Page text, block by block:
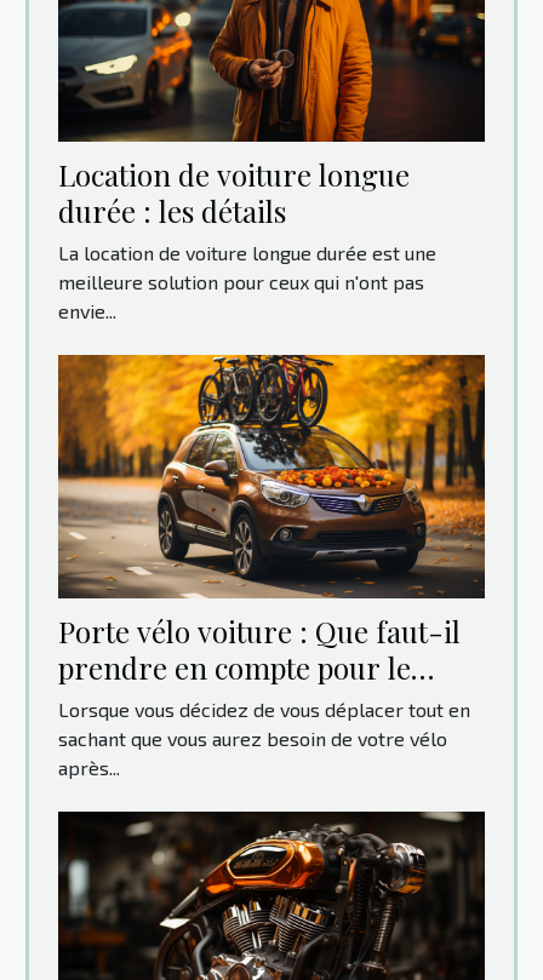
Location‌ ‌de‌ ‌voiture‌ ‌longue‌
‌durée‌ ‌:‌ ‌les‌ ‌détails‌ ‌
La location de voiture longue durée est une
meilleure solution pour ceux qui n'ont pas
envie...
Porte vélo voiture : Que faut-il
prendre en compte pour le
choix ?
Lorsque vous décidez de vous déplacer tout en
sachant que vous aurez besoin de votre vélo
après...